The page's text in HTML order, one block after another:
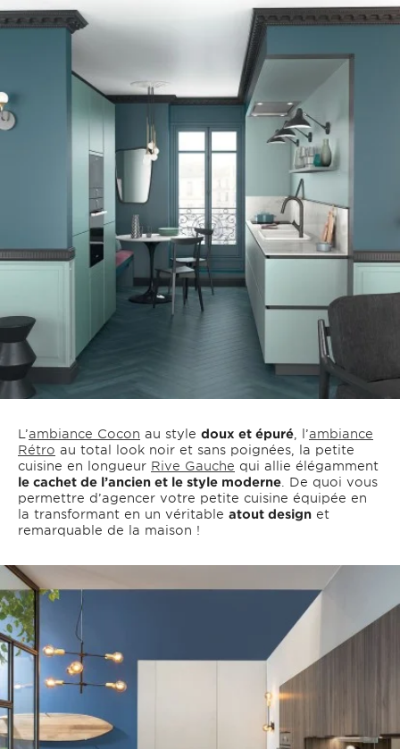
L’ambiance Cocon au style doux et épuré , l’ambiance
Rétro au total look noir et sans poignées, la petite
cuisine en longueur Rive Gauche qui allie élégamment
le cachet de l’ancien et le style moderne . De quoi vous
permettre d’agencer votre petite cuisine équipée en
la transformant en un véritable atout design et
remarquable de la maison !